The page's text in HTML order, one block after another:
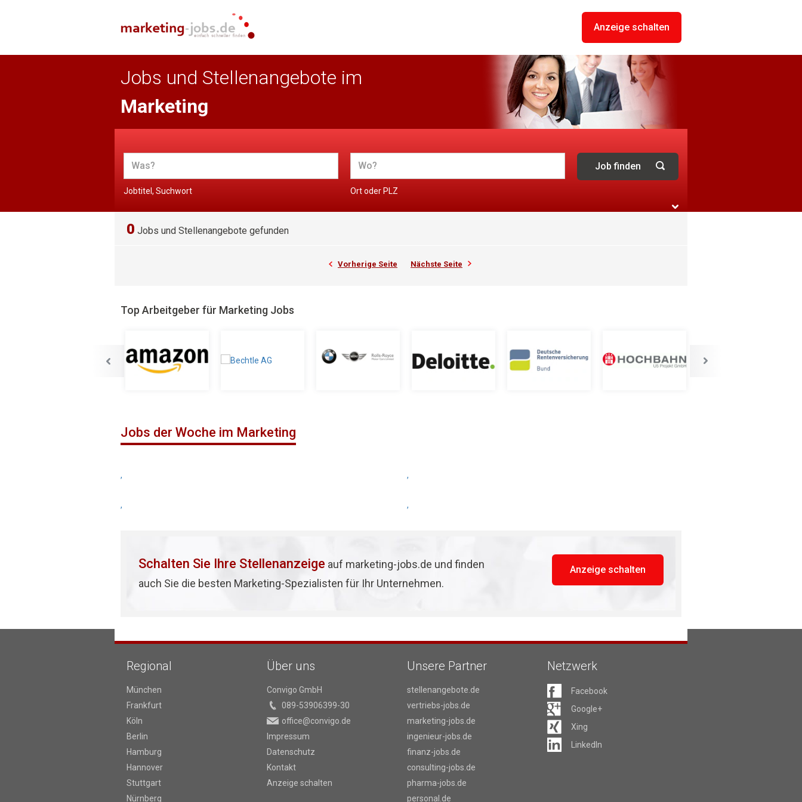
Anzeige schalten
Jobs und Stellenangebote im
Marketing
Jobtitel, Suchwort Ort oder PLZ
0 Jobs und Stellenangebote gefunden
Vorherige Seite Nächste Seite
Top Arbeitgeber für Marketing Jobs
Jobs der Woche im Marketing
, ,
, ,
Schalten Sie Ihre Stellenanzeige auf marketing-jobs.de und finden
auch Sie die besten Marketing-Spezialisten für Ihr Unternehmen.
Anzeige schalten
Regional
München
Frankfurt
Köln
Berlin
Hamburg
Hannover
Stuttgart
Nürnberg
Über uns
Convigo GmbH
089-53906399-30
office@convigo.de
Impressum
Datenschutz
Kontakt
Anzeige schalten
Unsere Partner
stellenangebote.de
vertriebs-jobs.de
marketing-jobs.de
ingenieur-jobs.de
finanz-jobs.de
consulting-jobs.de
pharma-jobs.de
personal.de
Netzwerk
Facebook
Google+
Xing
LinkedIn